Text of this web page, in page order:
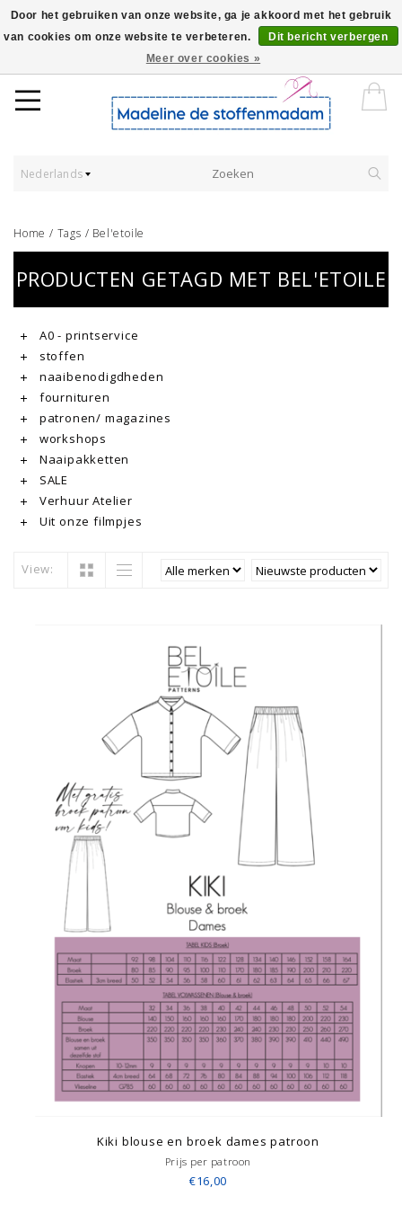
Worldwide Shipping - Onze stoffen worden verkocht per 10 cm.
Nederlands
Home / Tags / Bel'etoile
PRODUCTEN GETAGD MET BEL'ETOILE
A0 - printservice
stoffen
naaibenodigdheden
fournituren
patronen/ magazines
workshops
Naaipakketten
SALE
Verhuur Atelier
Uit onze filmpjes
View:
Kiki blouse en broek dames patroon
Prijs per patroon
€16,00
Door het gebruiken van onze website, ga je akkoord met het gebruik
van cookies om onze website te verbeteren.
Dit bericht verbergen
Meer over cookies »